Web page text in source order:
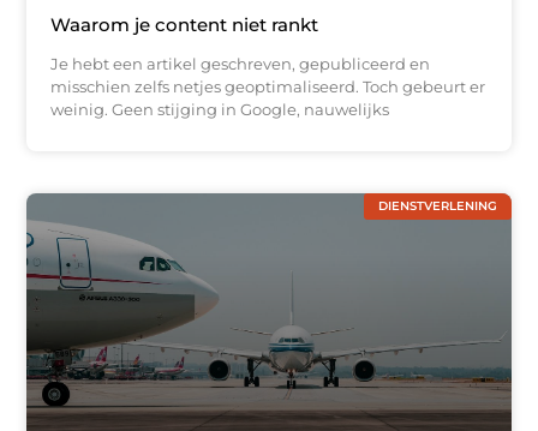
Waarom je content niet rankt
Je hebt een artikel geschreven, gepubliceerd en
misschien zelfs netjes geoptimaliseerd. Toch gebeurt er
weinig. Geen stijging in Google, nauwelijks
DIENSTVERLENING